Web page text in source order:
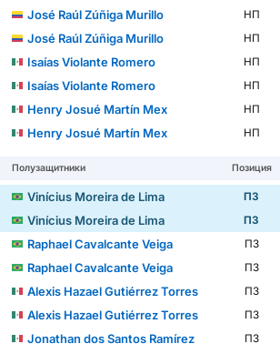
José Raúl Zúñiga Murillo
НП
José Raúl Zúñiga Murillo
НП
Isaías Violante Romero
НП
Isaías Violante Romero
НП
Henry Josué Martín Mex
НП
Henry Josué Martín Mex
НП
Полузащитники Позиция
Vinícius Moreira de Lima ПЗ
Vinícius Moreira de Lima
ПЗ
Raphael Cavalcante Veiga
ПЗ
Raphael Cavalcante Veiga
ПЗ
Alexis Hazael Gutiérrez Torres
ПЗ
Alexis Hazael Gutiérrez Torres
ПЗ
Jonathan dos Santos Ramírez
ПЗ